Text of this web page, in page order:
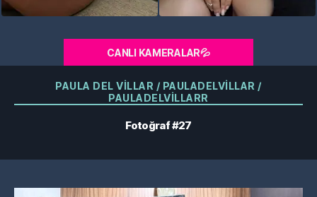
CANLI KAMERALAR💦
Kategoriler
PAULA DEL VILLAR / PAULADELVILLAR /
PAULADELVILLARR
Fotoğraf #27